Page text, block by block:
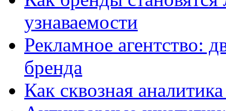
узнаваемости
Рекламное агентство:
бренда
Как сквозная